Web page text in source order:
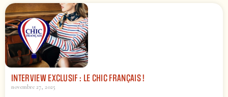
INTERVIEW EXCLUSIF : LE CHIC FRANÇAIS !
novembre 27, 2025